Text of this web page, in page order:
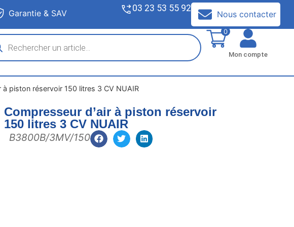
Garantie & SAV 03 23 53 55 92
Nous contacter
0
Mon compte
à piston réservoir 150 litres 3 CV NUAIR
Compresseur d’air à piston réservoir
150 litres 3 CV NUAIR
B3800B/3MV/150